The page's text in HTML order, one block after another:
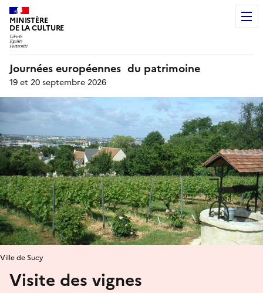
MINISTÈRE
DE LA CULTURE
Journées européennes du patrimoine
19 et 20 septembre 2026
Visite des vignes
Ville de Sucy